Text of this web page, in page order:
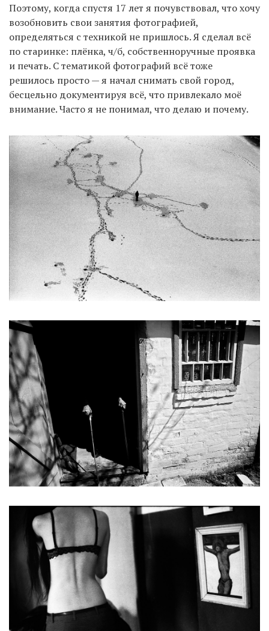
Поэтому, когда спустя 17 лет я почувствовал, что хочу
возобновить свои занятия фотографией,
определяться с техникой не пришлось. Я сделал всё
по старинке: плёнка, ч/б, собственноручные проявка
и печать. С тематикой фотографий всё тоже
решилось просто — я начал снимать свой город,
бесцельно документируя всё, что привлекало моё
внимание. Часто я не понимал, что делаю и почему.